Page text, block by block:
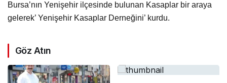
Bursa’nın Yenişehir ilçesinde bulunan Kasaplar bir araya
gelerek’ Yenişehir Kasaplar Derneğini’ kurdu.
Göz Atın